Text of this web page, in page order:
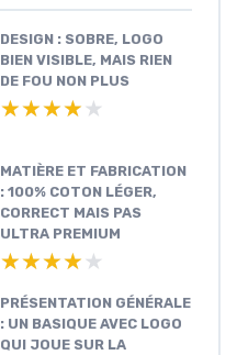
DESIGN : SOBRE, LOGO
BIEN VISIBLE, MAIS RIEN
DE FOU NON PLUS
★★★★★
★★★★★
MATIÈRE ET FABRICATION
: 100% COTON LÉGER,
CORRECT MAIS PAS
ULTRA PREMIUM
★★★★★
★★★★★
PRÉSENTATION GÉNÉRALE
: UN BASIQUE AVEC LOGO
QUI JOUE SUR LA